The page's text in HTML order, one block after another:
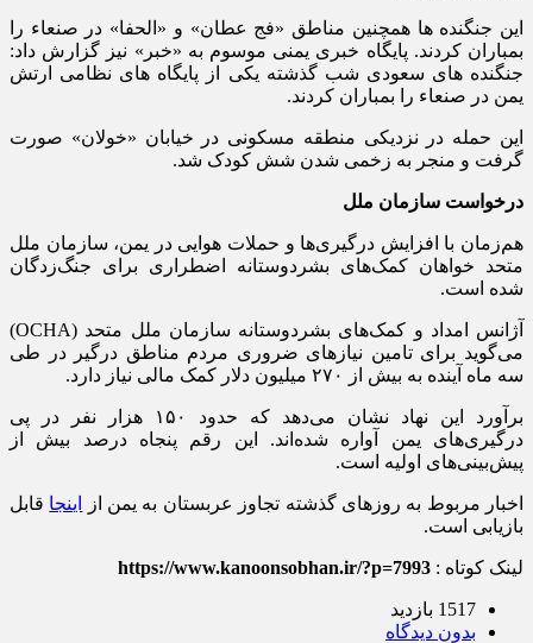
این جنگنده ها همچنین مناطق «فج عطان» و «الحفا» در صنعاء را
بمباران کردند. پایگاه خبری یمنی موسوم به «خبر» نیز گزارش داد:
جنگنده های سعودی شب گذشته یکی از پایگاه های نظامی ارتش
یمن در صنعاء را بمباران کردند.
این حمله در نزدیکی منطقه مسکونی در خیابان «خولان» صورت
گرفت و منجر به زخمی شدن شش کودک شد.
درخواست سازمان ملل
هم‌زمان با افزایش درگیری‌ها و حملات هوایی در یمن، سازمان ملل
متحد خواهان کمک‌های بشردوستانه اضطراری برای جنگ‌زدگان
شده است.
آژانس امداد و کمک‌های بشردوستانه سازمان ملل متحد (OCHA)
می‌گوید برای تامین نیازهای ضروری مردم مناطق درگیر در طی
سه ماه آینده به بیش از ۲۷۰ میلیون دلار کمک مالی نیاز دارد.
برآورد این نهاد نشان می‌دهد که حدود ۱۵۰ هزار نفر در پی
درگیری‌های یمن آواره شده‌اند. این رقم پنجاه درصد بیش از
پیش‌بینی‌های اولیه است.
اخبار مربوط به روزهای گذشته تجاوز عربستان به یمن از اینجا قابل
بازیابی است.
لینک کوتاه : https://www.kanoonsobhan.ir/?p=7993
1517 بازدید
بدون دیدگاه